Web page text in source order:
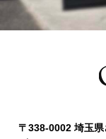
〒338-0002 埼玉